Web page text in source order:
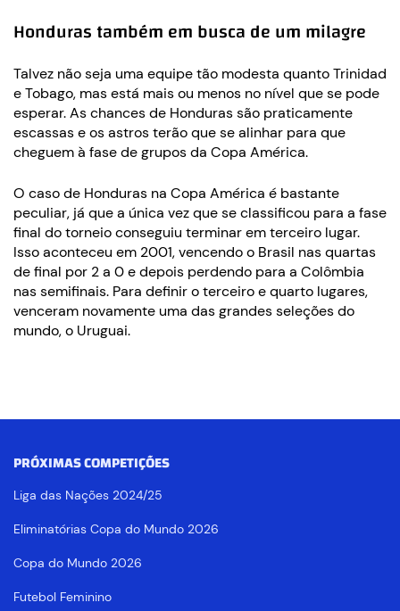
Honduras também em busca de um milagre
Talvez não seja uma equipe tão modesta quanto Trinidad
e Tobago, mas está mais ou menos no nível que se pode
esperar. As chances de Honduras são praticamente
escassas e os astros terão que se alinhar para que
cheguem à fase de grupos da Copa América.
O caso de Honduras na Copa América é bastante
peculiar, já que a única vez que se classificou para a fase
final do torneio conseguiu terminar em terceiro lugar.
Isso aconteceu em 2001, vencendo o Brasil nas quartas
de final por 2 a 0 e depois perdendo para a Colômbia
nas semifinais. Para definir o terceiro e quarto lugares,
venceram novamente uma das grandes seleções do
mundo, o Uruguai.
PRÓXIMAS COMPETIÇÕES
Liga das Nações 2024/25
Eliminatórias Copa do Mundo 2026
Copa do Mundo 2026
Futebol Feminino